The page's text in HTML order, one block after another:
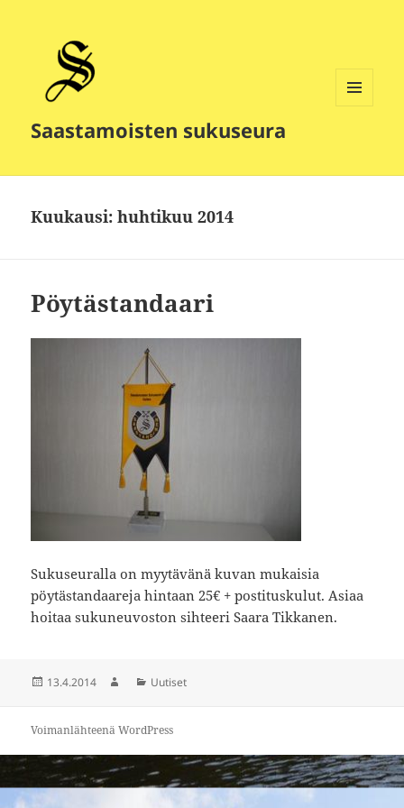
Saastamoisten sukuseura
Kuukausi:huhtikuu 2014
Pöytästandaari
Sukuseuralla on myytävänä kuvan mukaisia
pöytästandaareja hintaan 25€ + postituskulut. Asiaa
hoitaa sukuneuvoston sihteeri Saara Tikkanen.
Julkaistu
13.4.2014 KirjoittajaKategoriat
Uutiset
Voimanlähteenä WordPress